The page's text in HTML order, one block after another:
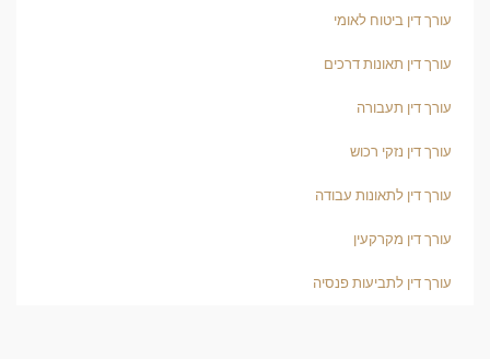
עורך דין ביטוח לאומי
עורך דין תאונות דרכים
עורך דין תעבורה
עורך דין נזקי רכוש
עורך דין לתאונות עבודה
עורך דין מקרקעין
עורך דין לתביעות פנסיה